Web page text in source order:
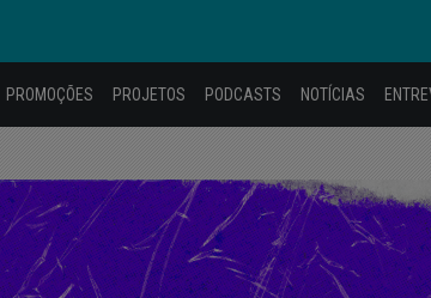
PROMOÇÕES PROJETOS PODCASTS NOTÍCIAS